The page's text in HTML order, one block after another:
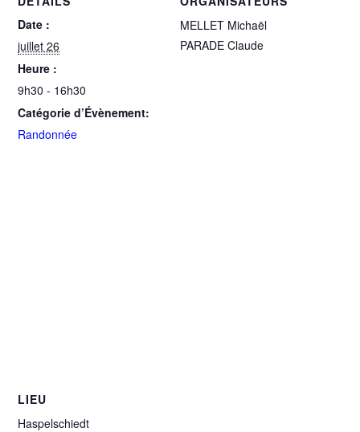
Date :
juillet 26
Heure :
9h30 - 16h30
Catégorie d’Évènement:
Randonnée
MELLET Michaël
PARADE Claude
LIEU
Haspelschiedt